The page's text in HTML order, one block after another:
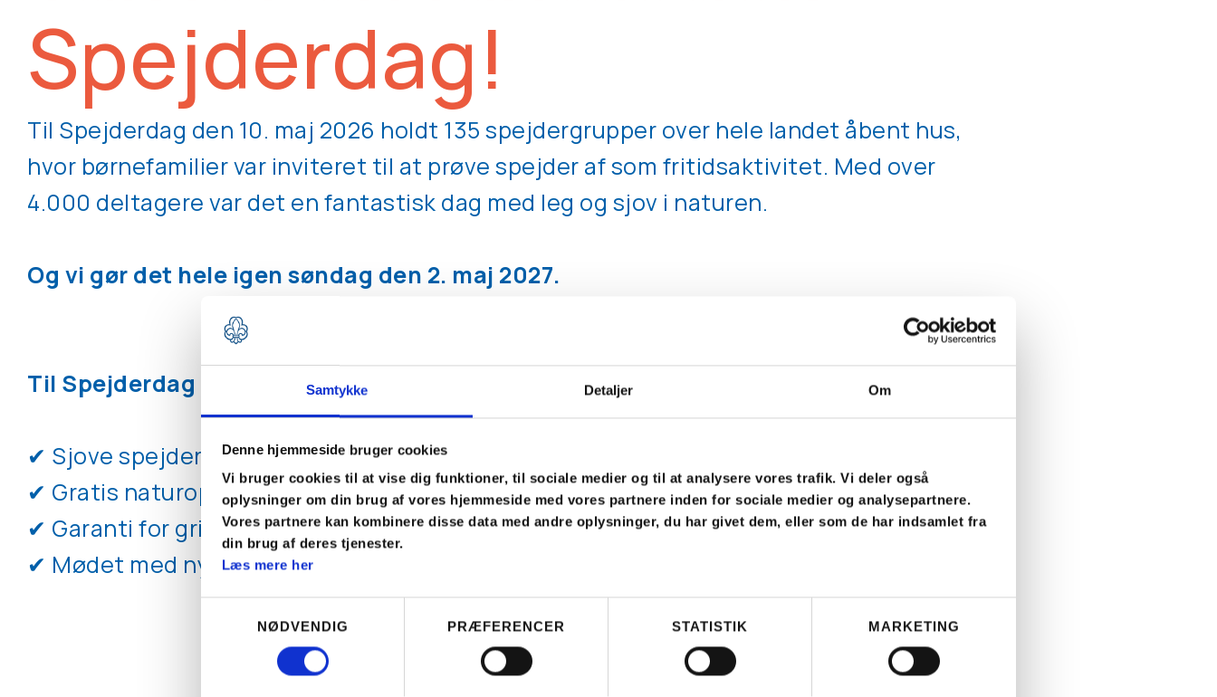
Samtykke Detaljer Om
Denne hjemmeside bruger cookies
Vi bruger cookies til at vise dig funktioner, til sociale medier og til at analysere vores trafik. Vi deler også
oplysninger om din brug af vores hjemmeside med vores partnere inden for sociale medier og analysepartnere.
Vores partnere kan kombinere disse data med andre oplysninger, du har givet dem, eller som de har indsamlet fra
din brug af deres tjenester.
Læs mere her
NØDVENDIG
PRÆFERENCER STATISTIK MARKETING
Spejderdag!
Til Spejderdag den 10. maj 2026 holdt 135 spejdergrupper over hele landet åbent hus,
hvor børnefamilier var inviteret til at prøve spejder af som fritidsaktivitet. Med over
4.000 deltagere var det en fantastisk dag med leg og sjov i naturen.
Og vi gør det hele igen søndag den 2. maj 2027.
Til Spejderdag oplevede børnefamilierne:
✔ Sjove spejderaktiviteter for hele familien
✔ Gratis naturoplevelser i deres lokalområde
✔ Garanti for grin, fællesskab og bålhygge
✔ Mødet med nye venner i deres lokalsamfund